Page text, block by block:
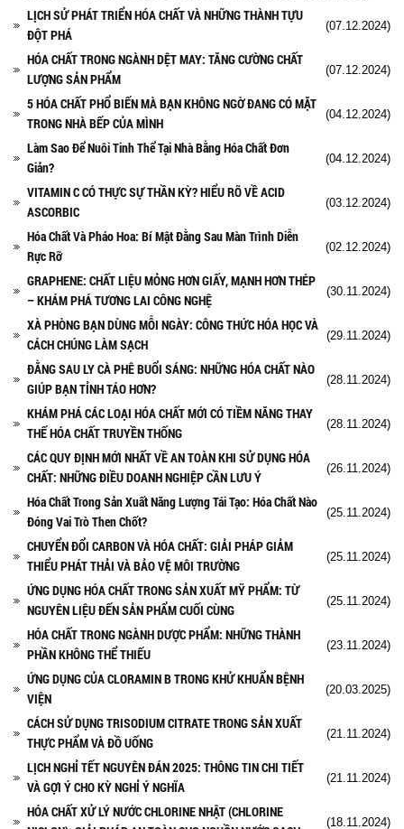
LỊCH SỬ PHÁT TRIỂN HÓA CHẤT VÀ NHỮNG THÀNH TỰU
ĐỘT PHÁ
(07.12.2024)
HÓA CHẤT TRONG NGÀNH DỆT MAY: TĂNG CƯỜNG CHẤT
LƯỢNG SẢN PHẨM
(07.12.2024)
5 HÓA CHẤT PHỔ BIẾN MÀ BẠN KHÔNG NGỜ ĐANG CÓ MẶT
TRONG NHÀ BẾP CỦA MÌNH
(04.12.2024)
Làm Sao Để Nuôi Tinh Thể Tại Nhà Bằng Hóa Chất Đơn
Giản?
(04.12.2024)
VITAMIN C CÓ THỰC SỰ THẦN KỲ? HIỂU RÕ VỀ ACID
ASCORBIC
(03.12.2024)
Hóa Chất Và Pháo Hoa: Bí Mật Đằng Sau Màn Trình Diễn
Rực Rỡ
(02.12.2024)
GRAPHENE: CHẤT LIỆU MỎNG HƠN GIẤY, MẠNH HƠN THÉP
– KHÁM PHÁ TƯƠNG LAI CÔNG NGHỆ
(30.11.2024)
XÀ PHÒNG BẠN DÙNG MỖI NGÀY: CÔNG THỨC HÓA HỌC VÀ
CÁCH CHÚNG LÀM SẠCH
(29.11.2024)
ĐẰNG SAU LY CÀ PHÊ BUỔI SÁNG: NHỮNG HÓA CHẤT NÀO
GIÚP BẠN TỈNH TÁO HƠN?
(28.11.2024)
KHÁM PHÁ CÁC LOẠI HÓA CHẤT MỚI CÓ TIỀM NĂNG THAY
THẾ HÓA CHẤT TRUYỀN THỐNG
(28.11.2024)
CÁC QUY ĐỊNH MỚI NHẤT VỀ AN TOÀN KHI SỬ DỤNG HÓA
CHẤT: NHỮNG ĐIỀU DOANH NGHIỆP CẦN LƯU Ý
(26.11.2024)
Hóa Chất Trong Sản Xuất Năng Lượng Tái Tạo: Hóa Chất Nào
Đóng Vai Trò Then Chốt?
(25.11.2024)
CHUYỂN ĐỔI CARBON VÀ HÓA CHẤT: GIẢI PHÁP GIẢM
THIỂU PHÁT THẢI VÀ BẢO VỆ MÔI TRƯỜNG
(25.11.2024)
ỨNG DỤNG HÓA CHẤT TRONG SẢN XUẤT MỸ PHẨM: TỪ
NGUYÊN LIỆU ĐẾN SẢN PHẨM CUỐI CÙNG
(25.11.2024)
HÓA CHẤT TRONG NGÀNH DƯỢC PHẨM: NHỮNG THÀNH
PHẦN KHÔNG THỂ THIẾU
(23.11.2024)
ỨNG DỤNG CỦA CLORAMIN B TRONG KHỬ KHUẨN BỆNH
VIỆN
(20.03.2025)
CÁCH SỬ DỤNG TRISODIUM CITRATE TRONG SẢN XUẤT
THỰC PHẨM VÀ ĐỒ UỐNG
(21.11.2024)
LỊCH NGHỈ TẾT NGUYÊN ĐÁN 2025: THÔNG TIN CHI TIẾT
VÀ GỢI Ý CHO KỲ NGHỈ Ý NGHĨA
(21.11.2024)
HÓA CHẤT XỬ LÝ NƯỚC CHLORINE NHẬT (CHLORINE
(18.11.2024)